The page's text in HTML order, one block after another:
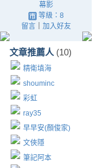
幕影
等級：8
留言｜ 加入好友
文章推薦人 (10)
精衛填海
shouminc
彩虹
ray35
早早安(顏俊家)
文俠隱
筆記阿本